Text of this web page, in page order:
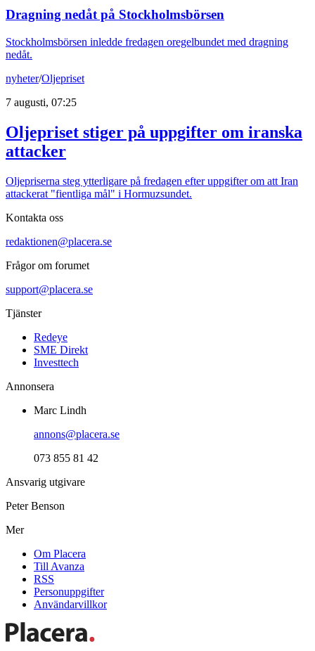
Dragning nedåt på Stockholmsbörsen
Stockholmsbörsen inledde fredagen oregelbundet med dragning
nedåt.
nyheter/Oljepriset
7 augusti, 07:25
Oljepriset stiger på uppgifter om iranska
attacker
Oljepriserna steg ytterligare på fredagen efter uppgifter om att Iran
attackerat "fientliga mål" i Hormuzsundet.
Kontakta oss
redaktionen@placera.se
Frågor om forumet
support@placera.se
Tjänster
Redeye
SME Direkt
Investtech
Annonsera
Marc Lindh
annons@placera.se
073 855 81 42
Ansvarig utgivare
Peter Benson
Mer
Om Placera
Till Avanza
RSS
Personuppgifter
Användarvillkor